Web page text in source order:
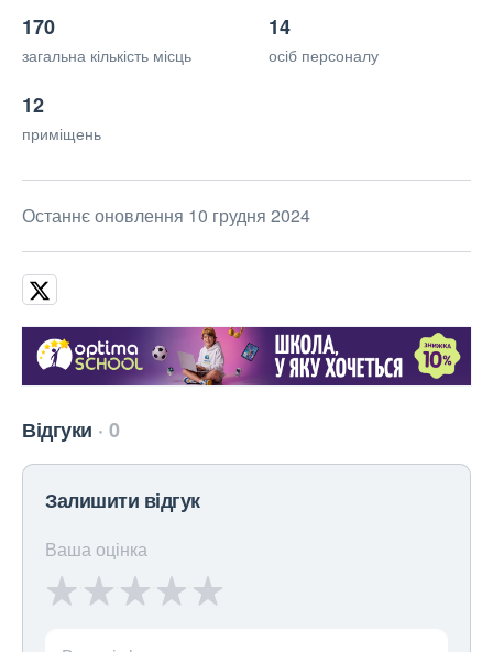
170
загальна кількість місць
14
осіб персоналу
12
приміщень
Останнє оновлення 10 грудня 2024
Відгуки 0
Залишити відгук
Ваша оцінка